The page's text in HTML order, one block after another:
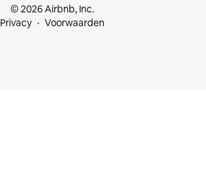
© 2026 Airbnb, Inc.
Privacy
Voorwaarden